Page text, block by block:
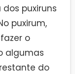
puxiruns
puxirum,
o
algumas
do